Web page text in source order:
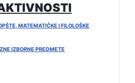
MATEMATIČKE I FILOLOŠKE
IZBORNE PREDMETE